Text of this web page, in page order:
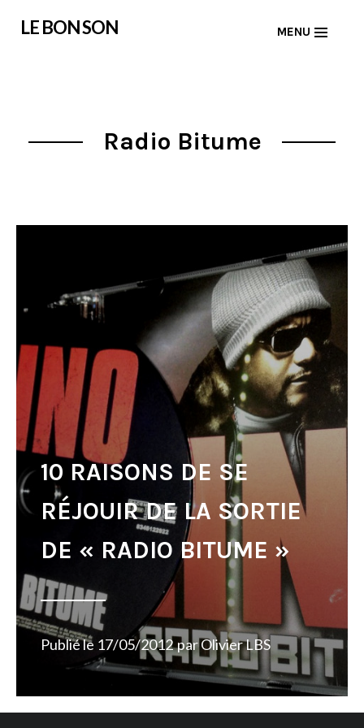
LE BON SON MENU
Radio Bitume
10 RAISONS DE SE
RÉJOUIR DE LA SORTIE
DE « RADIO BITUME »
Publié le 17/05/2012 parOlivier LBS